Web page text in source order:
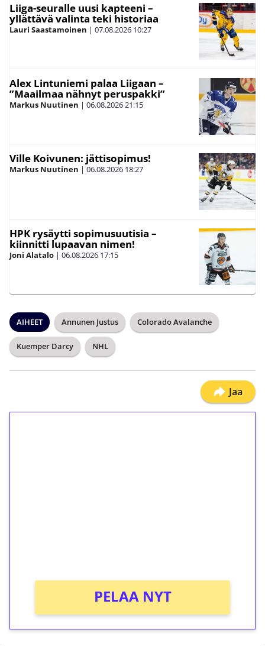
Liiga-seuralle uusi kapteeni –
yllättävä valinta teki historiaa
Lauri Saastamoinen | 07.08.2026 10:27
Alex Lintuniemi palaa Liigaan –
”Maailmaa nähnyt peruspakki”
Markus Nuutinen | 06.08.202621:15
Ville Koivunen: jättisopimus!
Markus Nuutinen | 06.08.2026 18:27
HPK rysäytti sopimusuutisia –
kiinnitti lupaavan nimen!
Joni Alatalo | 06.08.2026 17:15
AIHEET Annunen Justus Colorado Avalanche
Kuemper Darcy NHL
Jaa
PELAA NYT